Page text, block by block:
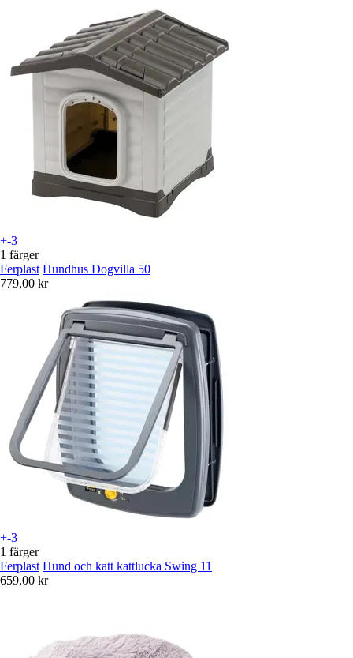
+-3
1 färger
Ferplast Hundhus Dogvilla 50
779,00 kr
+-3
1 färger
Ferplast Hund och katt kattlucka Swing 11
659,00 kr